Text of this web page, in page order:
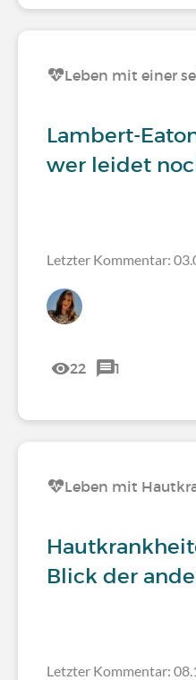
Leben mit einer
Lambert-
wer leidet
Letzter Kommentar:
22 1
Leben mit
Blick der
Letzter Kommentar: